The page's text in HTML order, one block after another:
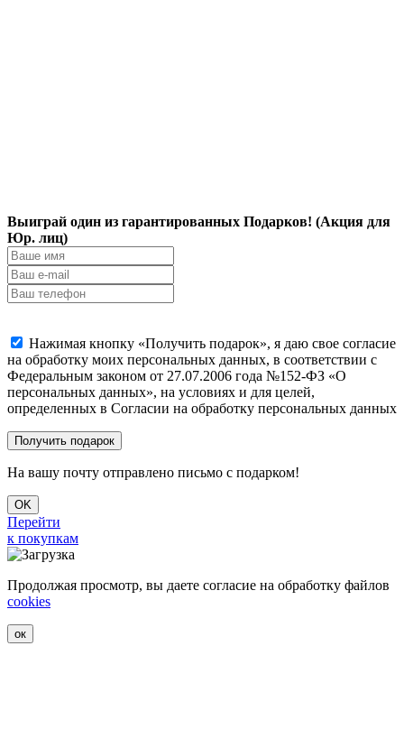
Выиграй один из гарантированных Подарков! (Акция для
Юр. лиц)
Нажимая кнопку «Получить подарок», я даю свое согласие
на обработку моих персональных данных, в соответствии с
Федеральным законом от 27.07.2006 года №152-ФЗ «О
персональных данных», на условиях и для целей,
определенных в Согласии на обработку персональных данных
На вашу почту отправлено письмо с подарком!
OK
Перейти
к покупкам
Продолжая просмотр, вы даете согласие на обработку файлов
cookies
ок